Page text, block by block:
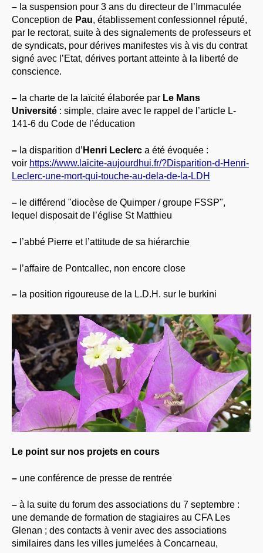
– la suspension pour 3 ans du directeur de l’Immaculée
Conception de Pau, établissement confessionnel réputé,
par le rectorat, suite à des signalements de professeurs et
de syndicats, pour dérives manifestes vis à vis du contrat
signé avec l’Etat, dérives portant atteinte à la liberté de
conscience.
– la charte de la laïcité élaborée par Le Mans
Université : simple, claire avec le rappel de l’article L-
141-6 du Code de l’éducation
– la disparition d’ Henri Leclerc a été évoquée :
voir https://www.laicite-aujourdhui.fr/?Disparition-d-Henri-
Leclerc-une-mort-qui-touche-au-dela-de-la-LDH
– le différend "diocèse de Quimper / groupe FSSP",
lequel disposait de l’église St Matthieu
– l’abbé Pierre et l’attitude de sa hiérarchie
– l’affaire de Pontcallec, non encore close
– la position rigoureuse de la L.D.H. sur le burkini
Le point sur nos projets en cours
– une conférence de presse de rentrée
– à la suite du forum des associations du 7 septembre :
une demande de formation de stagiaires au CFA Les
Glenan ; des contacts à venir avec des associations
similaires dans les villes jumelées à Concarneau,